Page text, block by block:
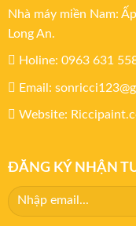
Nhà máy miền Nam:
Long An.
Holine: 0963 631
Email:
Website:
ĐĂNG KÝ NHẬN